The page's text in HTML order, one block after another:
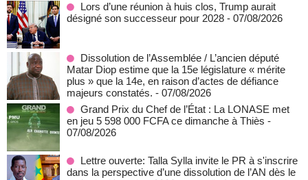
Lors d’une réunion à huis clos, Trump aurait
désigné son successeur pour 2028 - 07/08/2026
Dissolution de l’Assemblée / L’ancien député
Matar Diop estime que la 15e législature « mérite
plus » que la 14e, en raison d’actes de défiance
majeurs constatés. - 07/08/2026
Grand Prix du Chef de l’État : La LONASE met
en jeu 5 598 000 FCFA ce dimanche à Thiès -
07/08/2026
Lettre ouverte: Talla Sylla invite le PR à s'inscrire
dans la perspective d’une dissolution de l’AN dès le